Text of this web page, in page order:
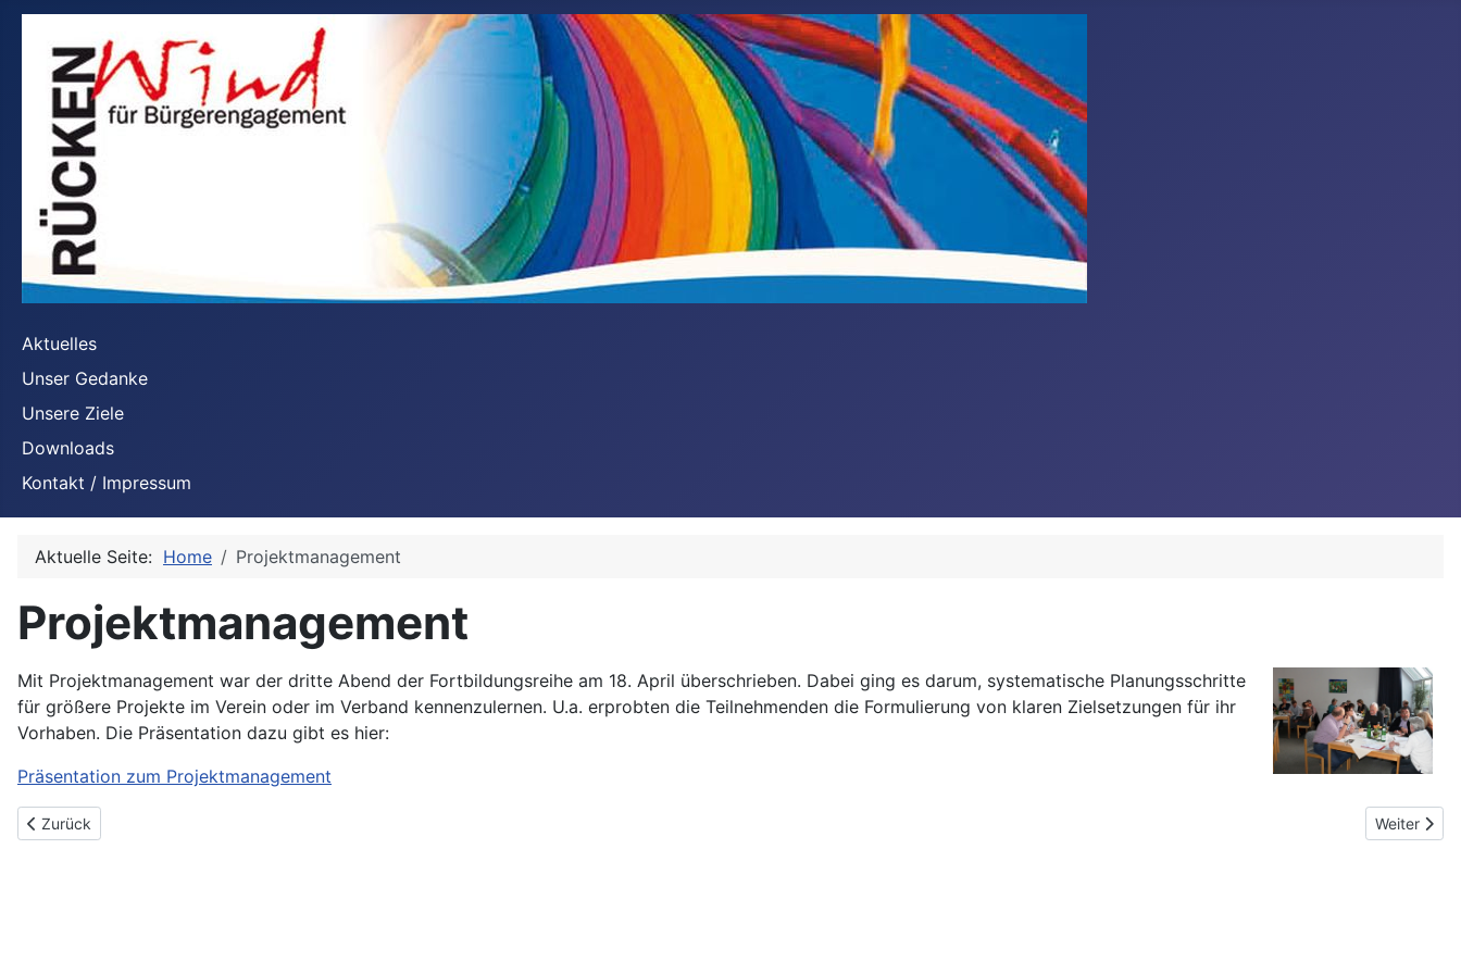
Aktuelles
Unser Gedanke
Unsere Ziele
Downloads
Kontakt / Impressum
Aktuelle Seite: Home Projektmanagement
Projektmanagement
Mit Projektmanagement war der dritte Abend der Fortbildungsreihe am 18. April überschrieben. Dabei ging es darum, systematische Planungsschritte
für größere Projekte im Verein oder im Verband kennenzulernen. U.a. erprobten die Teilnehmenden die Formulierung von klaren Zielsetzungen für ihr
Vorhaben. Die Präsentation dazu gibt es hier:
Präsentation zum Projektmanagement
Vorheriger Beitrag: Presse- und Öffentlichkeitsarbeit
Zurück Nächster
Weiter